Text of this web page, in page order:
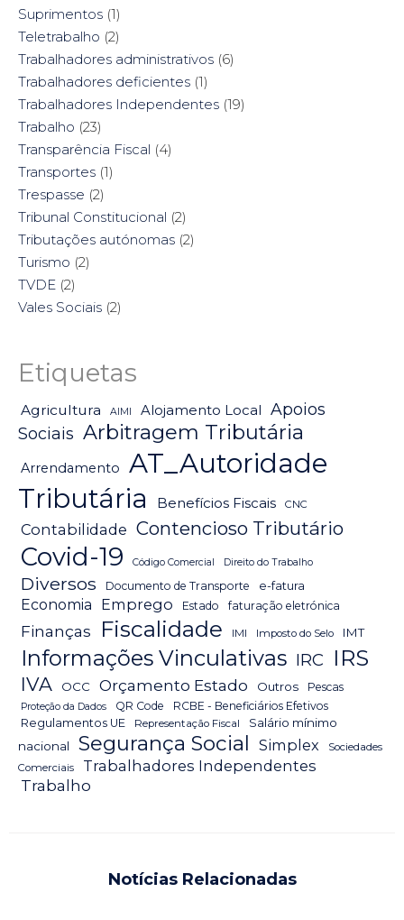
Suprimentos (1)
Teletrabalho (2)
Trabalhadores administrativos (6)
Trabalhadores deficientes (1)
Trabalhadores Independentes (19)
Trabalho (23)
Transparência Fiscal (4)
Transportes (1)
Trespasse (2)
Tribunal Constitucional (2)
Tributações autónomas (2)
Turismo (2)
TVDE (2)
Vales Sociais (2)
Etiquetas
Agricultura AIMI Alojamento Local
Apoios
Sociais Arbitragem Tributária
Arrendamento
AT_Autoridade
Tributária
Benefícios Fiscais CNC
Contabilidade Contencioso Tributário
Covid-19 Código Comercial Direito do Trabalho
Diversos Documento de Transporte e-fatura
Economia Emprego Estado faturação eletrónica
Finanças Fiscalidade IMI Imposto do Selo IMT
Informações Vinculativas IRC IRS
IVA OCC Orçamento Estado Outros Pescas
Proteção da Dados QR Code
RCBE - Beneficiários Efetivos
Regulamentos UE
Representação Fiscal
Salário mínimo
nacional
Segurança Social Simplex
Sociedades
Comerciais
Trabalhadores Independentes
Trabalho
Notícias Relacionadas